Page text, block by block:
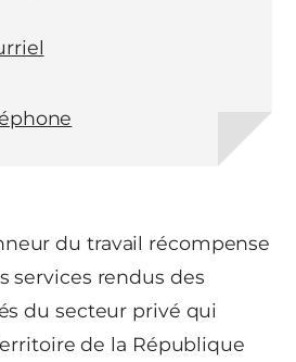
du travail récompense
services rendus des
du secteur privé qui
de la République